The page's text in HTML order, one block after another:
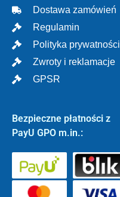
Dostawa zamówień
Regulamin
Polityka prywatności
Zwroty i reklamacje
GPSR
Bezpieczne płatności z
PayU GPO m.in.: